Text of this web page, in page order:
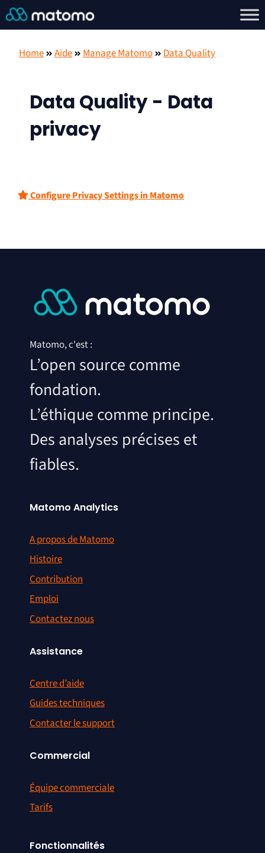
Home Aide Manage Matomo Data Quality
Data Quality - Data
privacy
Configure Privacy Settings in Matomo
Matomo, c'est :
L’open source comme
fondation.
L’éthique comme principe.
Des analyses précises et
fiables.
Matomo Analytics
A propos de Matomo
Histoire
Contribution
Emploi
Contactez nous
Assistance
Centre d’aide
Guides techniques
Contacter le support
Commercial
Équipe commerciale
Tarifs
Fonctionnalités